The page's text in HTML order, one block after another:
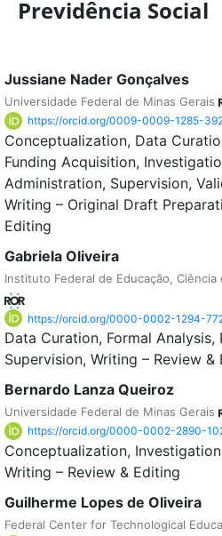
Previdência Social
Jussiane Nader Gonçalves
Universidade Federal de Minas Gerais
https://orcid.org/0009-0009-1285-
Conceptualization Data
Funding Acquisition
Administration Supervision
Writing – Original Draft
Editing
Gabriela Oliveira
Instituto Federal de Educação,
https://orcid.org/0000-0002-1294-
Data Curation Formal Analysis
Supervision Writing – Review &
Bernardo Lanza Queiroz
Universidade Federal de Minas Gerais
https://orcid.org/0000-0002-2890-
Conceptualization Investigation
Writing – Review & Editing
Guilherme Lopes de Oliveira
Federal Center for Technological